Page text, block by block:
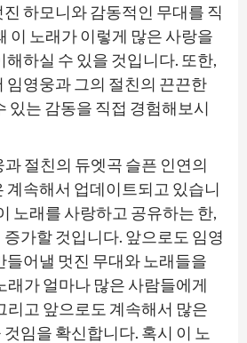
하모니와 감동적인 무대를 직
이 노래가 이렇게 많은 사랑을
해하실 수 있을 것입니다. 또한,
임영웅과 그의 절친의 끈끈한
있는 감동을 직접 경험해보시
절친의 듀엣곡 슬픈 인연의
계속해서 업데이트되고 있습니
노래를 사랑하고 공유하는 한,
가할 것입니다. 앞으로도 임영
들어낼 멋진 무대와 노래들을
래가 얼마나 많은 사람들에게
리고 앞으로도 계속해서 많은
임을 확신합니다. 혹시 이 노